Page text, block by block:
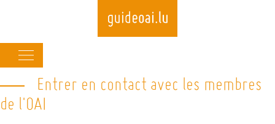
Skip
to
navigation
Entrer en contact avec les membres
de l'OAI